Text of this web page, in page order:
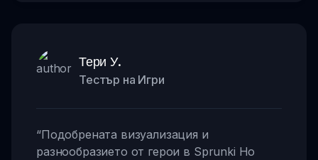
Тери У.
Тестър на Игри
“Подобрената визуализация и
разнообразието от герои в Sprunki Но